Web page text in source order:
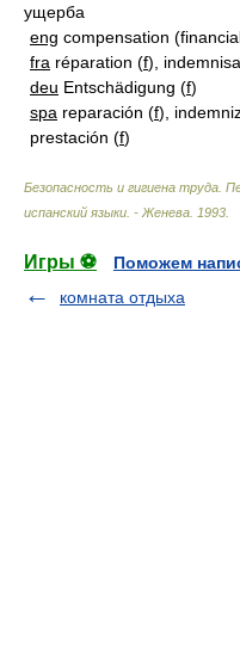
ущерба
eng compensation
fra réparation (f),
deu Entschädigung (f)
spa reparación (f),
prestación (f)
Безопасность и гигиена труда.
испанский языки. - Женева 1993
Игры ⚽
Поможем
комната отдыха